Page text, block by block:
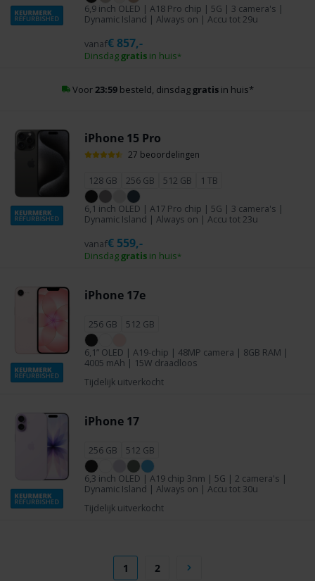
6,9 inch OLED | A18 Pro chip | 5G | 3 camera's |
Dynamic Island | Always on | Accu tot 29u
Dinsdaggratis in huis*
vanaf€857,-
iPhone 15 Pro
27 beoordelingen
128 GB 256 GB 512 GB 1 TB
6,1 inch OLED | A17 Pro chip | 5G | 3 camera's |
Dynamic Island | Always on | Accu tot 23u
Dinsdaggratis in huis*
vanaf€ 559,-
iPhone 17e
256 GB 512 GB
6,1” OLED | A19-chip | 48MP camera | 8GB RAM |
4005 mAh | 15W draadloos
Tijdelijk uitverkocht
Betaal achteraf met Klarna
iPhone 17
256 GB 512 GB
6,3 inch OLED | A19 chip 3nm | 5G | 2 camera's |
Dynamic Island | Always on | Accu tot 30u
Tijdelijk uitverkocht
1 2